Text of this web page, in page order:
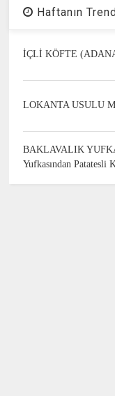
Haftanın
İÇLİ KÖFTE
LOKANTA USULU
BAKLAVALIK
Yufkasından Patatesli